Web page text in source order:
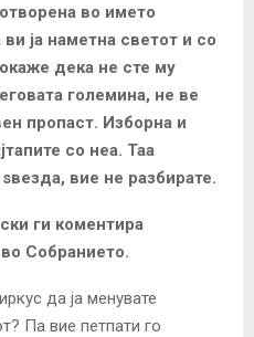
во името
ја наметна светот и со
дека не сте му
големина, не ве
пропаст. Изборна и
со неа. Таа
вие не разбирате.
ги коментира
Собранието.
да ја менувате
Па вие петпати го